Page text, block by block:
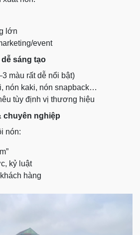
lớn
event
sáng tạo
màu rất dễ nổi bật)
nón kaki, nón snapback…
tùy định vị thương hiệu
chuyên nghiệp
nón:
kỷ luật
hàng